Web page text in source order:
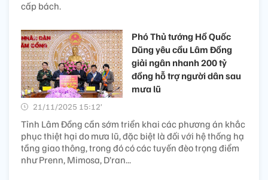
cấp bách.
Phó Thủ tướng Hồ Quốc
Dũng yêu cầu Lâm Đồng
giải ngân nhanh 200 tỷ
đồng hỗ trợ người dân sau
mưa lũ
21/11/2025 15:12’
Tỉnh Lâm Đồng cần sớm triển khai các phương án khắc
phục thiệt hại do mưa lũ, đặc biệt là đối với hệ thống hạ
tầng giao thông, trong đó có các tuyến đèo trọng điểm
như Prenn, Mimosa, D’ran...